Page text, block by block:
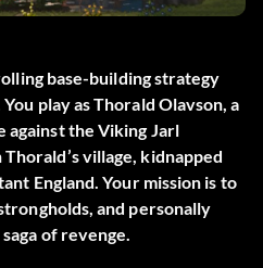
base-building strategy
play as Thorald Olavson, a
against the Viking Jarl
village, kidnapped
England. Your mission is to
and personally
of revenge.